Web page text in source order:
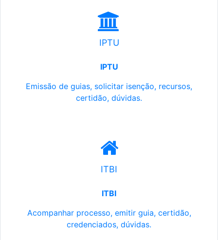
IPTU
IPTU
Emissão de guias, solicitar isenção, recursos,
certidão, dúvidas.
ITBI
ITBI
Acompanhar processo, emitir guia, certidão,
credenciados, dúvidas.